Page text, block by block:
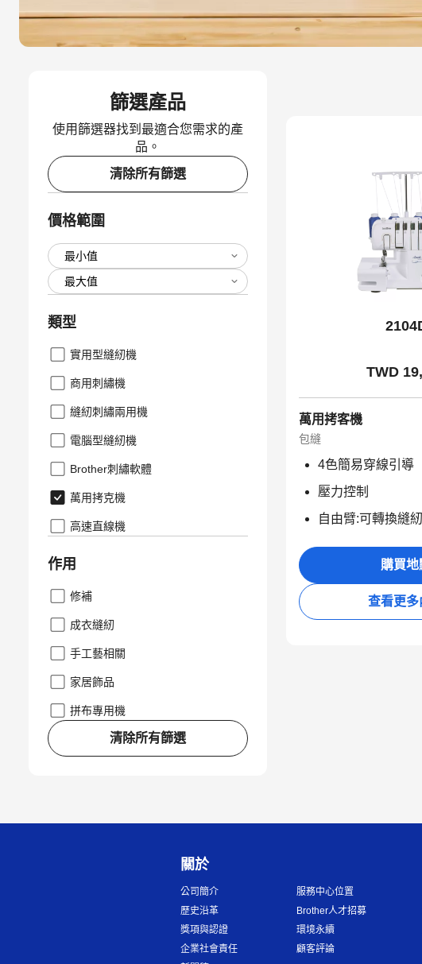
篩選產品
使用篩選器找到最適合您需求的產
品。
清除所有篩選
價格範圍
類型
實用型縫紉機
商用刺繡機
縫紉刺繡兩用機
電腦型縫紉機
Brother刺繡軟體
萬用拷克機
高速直線機
作用
修補
成衣縫紉
手工藝相關
家居飾品
拼布專用機
清除所有篩選
TWD
萬用拷客機
包縫
4色簡易穿線引導
壓力控制
自由臂:可轉換縫
購買地
查看更多
關於
公司簡介
歷史沿革
獎項與認證
企業社會責任
服務中心位置
Brother人才招募
環境永續
顧客評論